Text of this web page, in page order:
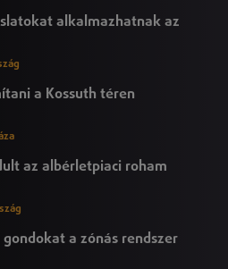
alkalmazhatnak az
a Kossuth téren
az albérletpiaci roham
a zónás rendszer